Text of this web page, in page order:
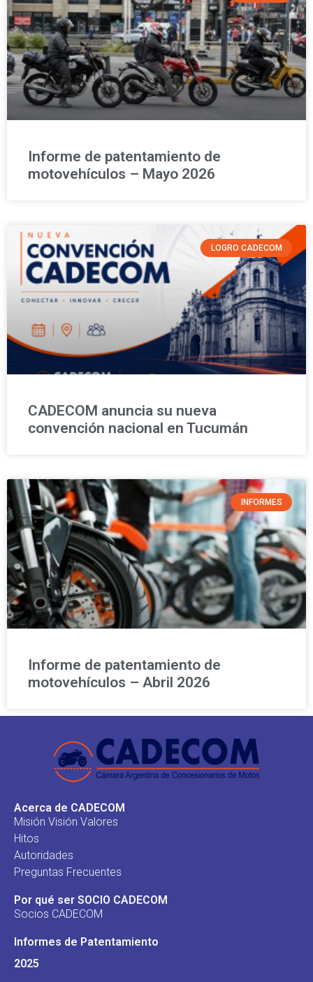
Informe de patentamiento de
motovehículos – Mayo 2026
LOGRO CADECOM
CADECOM anuncia su nueva
convención nacional en Tucumán
INFORMES
Informe de patentamiento de
motovehículos – Abril 2026
Acerca de CADECOM
Misión Visión Valores
Hitos
Autoridades
Preguntas Frecuentes
Por qué ser SOCIO CADECOM
Socios CADECOM
Informes de Patentamiento
2025